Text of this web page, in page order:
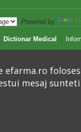
Powered by
Dictionar Medical
efarma.ro
mesaj